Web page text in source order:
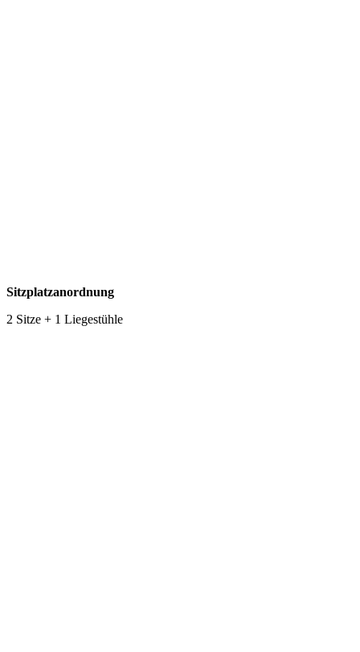
Sitzplatzanordnung
2 Sitze + 1 Liegestühle